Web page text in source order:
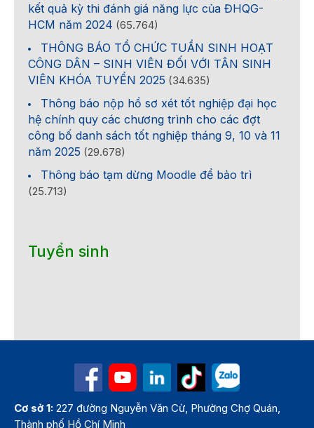
kết quả kỳ thi đánh giá năng lực của ĐHQG-
HCM năm 2024 (65.764)
THÔNG BÁO TỔ CHỨC TUẦN SINH HOẠT
CÔNG DÂN – SINH VIÊN ĐỐI VỚI TÂN SINH
VIÊN KHÓA TUYỂN 2025 (34.635)
Thông báo nộp hồ sơ xét tốt nghiệp đại học
hệ chính quy các chương trình cho các đợt
công bố danh sách tốt nghiệp tháng 9, 10 và 11
năm 2025 (29.678)
Thông báo tạm dừng Moodle để bảo trì
(25.713)
Tuyển sinh
Cơ sở 1: 227 đường Nguyễn Văn Cừ, Phường Chợ Quán,
Thành phố Hồ Chí Minh